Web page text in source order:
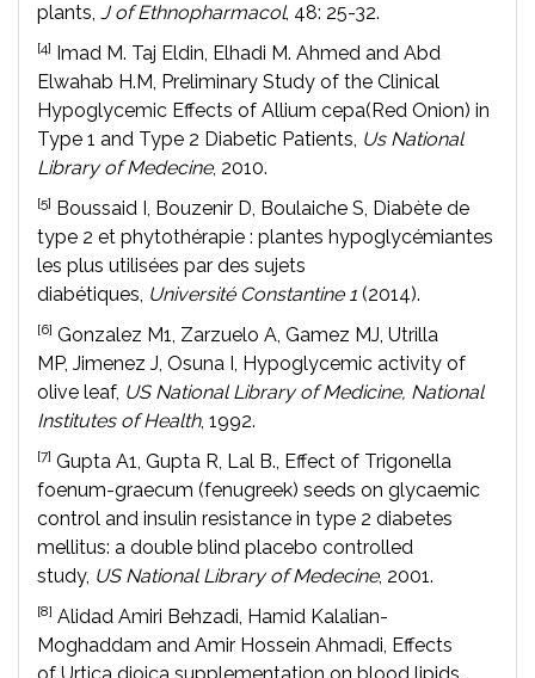
plants, J of Ethnopharmacol, 48: 25-32.
[4] Imad M. Taj Eldin, Elhadi M. Ahmed and Abd
Elwahab H.M, Preliminary Study of the Clinical
Hypoglycemic Effects of Allium cepa(Red Onion) in
Type 1 and Type 2 Diabetic Patients, Us National
Library of Medecine, 2010.
[5] Boussaid I, Bouzenir D, Boulaiche S, Diabète de
type 2 et phytothérapie : plantes hypoglycémiantes
les plus utilisées par des sujets
diabétiques, Université Constantine 1 (2014).
[6] Gonzalez M1, Zarzuelo A, Gamez MJ, Utrilla
MP, Jimenez J, Osuna I, Hypoglycemic activity of
olive leaf, US National Library of Medicine, National
Institutes of Health, 1992.
[7] Gupta A1, Gupta R, Lal B., Effect of Trigonella
foenum-graecum (fenugreek) seeds on glycaemic
control and insulin resistance in type 2 diabetes
mellitus: a double blind placebo controlled
study, US National Library of Medecine, 2001.
[8] Alidad Amiri Behzadi, Hamid Kalalian-
Moghaddam and Amir Hossein Ahmadi, Effects